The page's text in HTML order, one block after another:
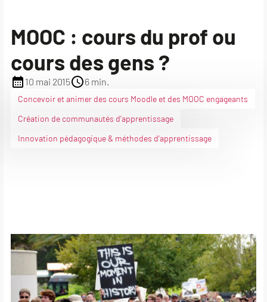
MOOC : cours du prof ou
cours des gens ?
10 mai 2015 6 min.
Concevoir et animer des cours Moodle et des MOOC engageants
Création de communautés d'apprentissage
Innovation pédagogique & méthodes d'apprentissage